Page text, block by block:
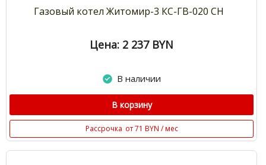
Газовый котел Житомир-3 КС-ГВ-020 СН
Цена: 2 237 BYN
В наличии
В корзину
Рассрочка от 71 BYN / мес